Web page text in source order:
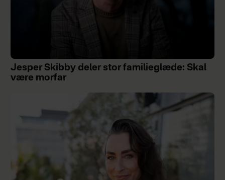
Jesper Skibby deler stor familieglæde: Skal
være morfar